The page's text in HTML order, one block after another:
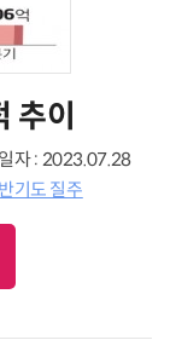
추이
자 : 2023.07.28
기도 질주